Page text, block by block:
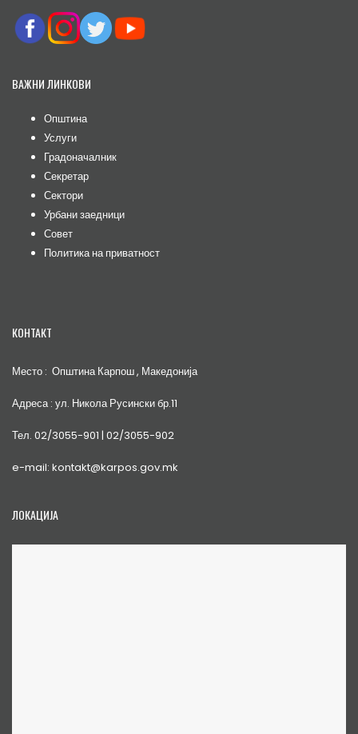
ВАЖНИ ЛИНКОВИ
Општина
Услуги
Градоначалник
Секретар
Сектори
Урбани заедници
Совет
Политика на приватност
КОНТАКТ
Место : Општина Карпош , Македонија
Адреса : ул. Никола Русински бр.11
Тел. 02/3055-901 | 02/3055-902
e-mail: kontakt@karpos.gov.mk
ЛОКАЦИЈА